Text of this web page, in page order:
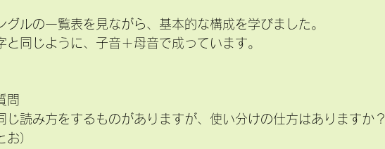
グルの一覧表を見ながら、基本的な構成を学びました。
と同じように、子音＋母音で成っています。
問
読み方をするものがありますが、使い分けの仕方はありますか？
お）